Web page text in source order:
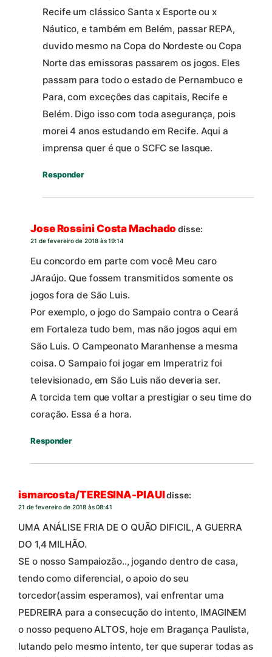
Recife um clássico Santa x Esporte ou x
Náutico, e também em Belém, passar REPA,
duvido mesmo na Copa do Nordeste ou Copa
Norte das emissoras passarem os jogos. Eles
passam para todo o estado de Pernambuco e
Para, com exceções das capitais, Recife e
Belém. Digo isso com toda asegurança, pois
morei 4 anos estudando em Recife. Aqui a
imprensa quer é que o SCFC se lasque.
Responder
Jose Rossini Costa Machado disse:
21 de fevereiro de 2018 às 19:14
Eu concordo em parte com você Meu caro
JAraújo. Que fossem transmitidos somente os
jogos fora de São Luis.
Por exemplo, o jogo do Sampaio contra o Ceará
em Fortaleza tudo bem, mas não jogos aqui em
São Luis. O Campeonato Maranhense a mesma
coisa. O Sampaio foi jogar em Imperatriz foi
televisionado, em São Luis não deveria ser.
A torcida tem que voltar a prestigiar o seu time do
coração. Essa é a hora.
Responder
ismarcosta/TERESINA-PIAUIdisse:
21 de fevereiro de 2018 às 08:41
UMA ANÁLISE FRIA DE O QUÃO DIFICIL, A GUERRA
DO 1,4 MILHÃO.
SE o nosso Sampaiozão.., jogando dentro de casa,
tendo como diferencial, o apoio do seu
torcedor(assim esperamos), vai enfrentar uma
PEDREIRA para a consecução do intento, IMAGINEM
o nosso pequeno ALTOS, hoje em Bragança Paulista,
lutando pelo mesmo intento, ter que superar todas as